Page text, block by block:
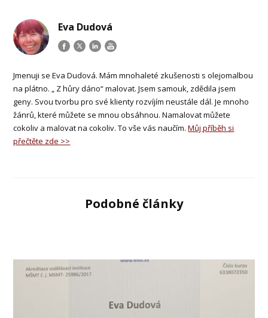
Eva Dudová
Jmenuji se Eva Dudová. Mám mnohaleté zkušenosti s olejomalbou
na plátno. „ Z hůry dáno“ malovat. Jsem samouk, zdědila jsem
geny. Svou tvorbu pro své klienty rozvíjím neustále dál. Je mnoho
žánrů, které můžete se mnou obsáhnou. Namalovat můžete
cokoliv a malovat na cokoliv. To vše vás naučím.Můj příběh si
přečtěte zde >>
Podobné články